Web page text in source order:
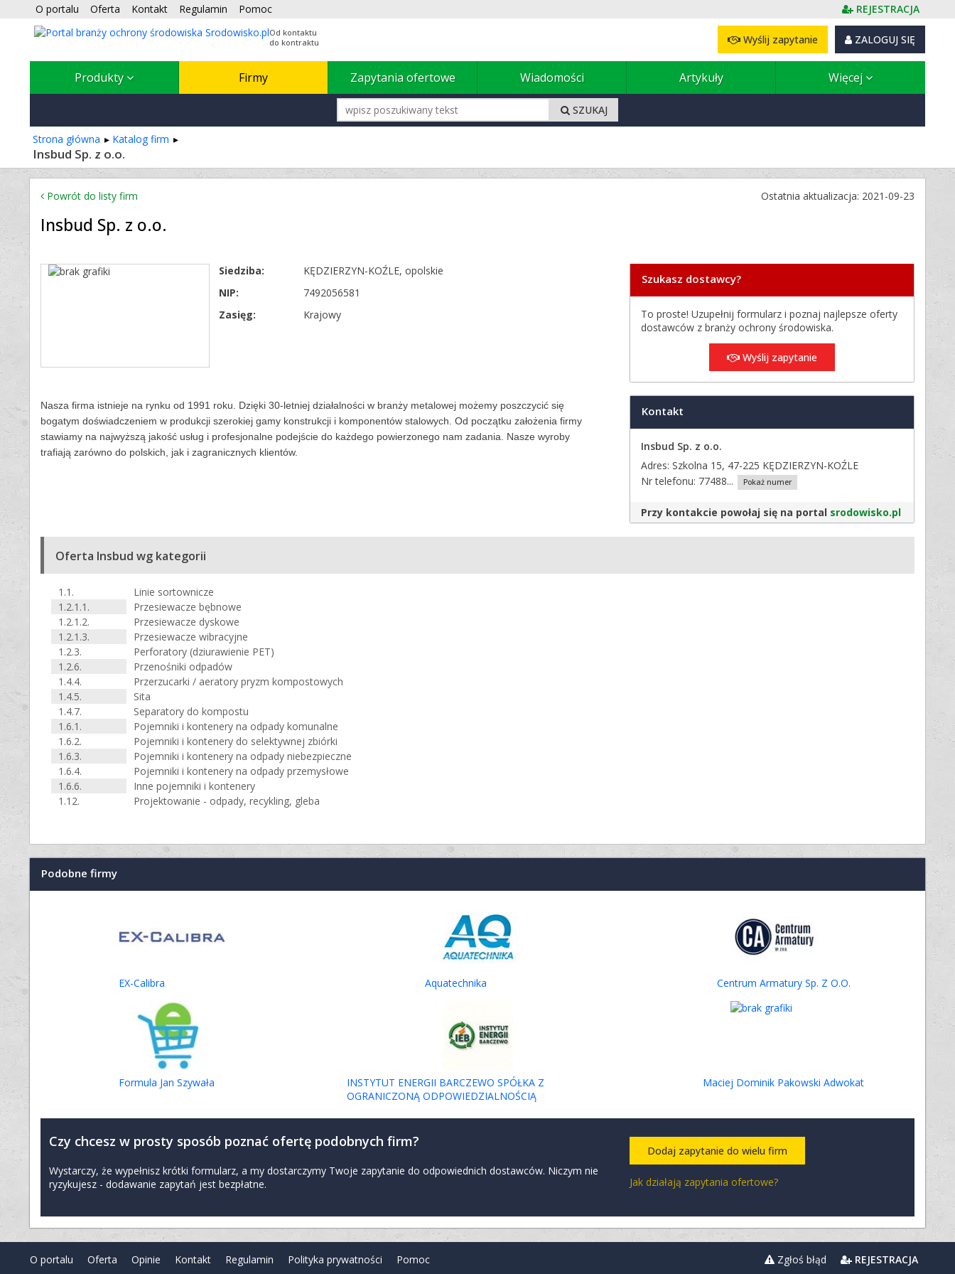
O portalu Oferta Kontakt Regulamin Pomoc REJESTRACJA
Od kontaktu
do kontraktu
ZALOGUJ SIĘ
Wyślij zapytanie
Produkty Firmy Zapytania ofertowe Wiadomości Artykuły Więcej
SZUKAJ
Strona główna Katalog firm
Insbud Sp. z o.o.
Powrót do listy firm Ostatnia aktualizacja: 2021-09-23
Insbud Sp. z o.o.
Siedziba: KĘDZIERZYN-KOŹLE, opolskie
NIP:
7492056581
Zasięg:
Krajowy
Nasza firma istnieje na rynku od 1991 roku. Dzięki 30-letniej działalności w branży metalowej możemy poszczycić się
bogatym doświadczeniem w produkcji szerokiej gamy konstrukcji i komponentów stalowych. Od początku założenia firmy
stawiamy na najwyższą jakość usług i profesjonalne podejście do każdego powierzonego nam zadania. Nasze wyroby
trafiają zarówno do polskich, jak i zagranicznych klientów.
Szukasz dostawcy?
To proste! Uzupełnij formularz i poznaj najlepsze oferty
dostawców z branży ochrony środowiska.
Wyślij zapytanie
Kontakt
Insbud Sp. z o.o.
Adres: Szkolna 15, 47-225 KĘDZIERZYN-KOŹLE
Nr telefonu: 77488... Pokaż numer
Przy kontakcie powołaj się na portal srodowisko.pl
Oferta Insbud wg kategorii
1.1.
Linie sortownicze
1.2.1.1.
Przesiewacze bębnowe
1.2.1.2.
Przesiewacze dyskowe
1.2.1.3.
Przesiewacze wibracyjne
1.2.3.
Perforatory (dziurawienie PET)
1.2.6.
Przenośniki odpadów
1.4.4.
Przerzucarki / aeratory pryzm kompostowych
1.4.5.
Sita
1.4.7.
Separatory do kompostu
1.6.1.
Pojemniki i kontenery na odpady komunalne
1.6.2.
Pojemniki i kontenery do selektywnej zbiórki
1.6.3.
Pojemniki i kontenery na odpady niebezpieczne
1.6.4.
Pojemniki i kontenery na odpady przemysłowe
1.6.6.
Inne pojemniki i kontenery
1.12.
Projektowanie - odpady, recykling, gleba
Podobne firmy
EX-Calibra Aquatechnika Centrum Armatury Sp. Z O.O.
Formula Jan Szywała
INSTYTUT ENERGII BARCZEWO SPÓŁKA Z
OGRANICZONĄ ODPOWIEDZIALNOŚCIĄ
Maciej Dominik Pakowski Adwokat
Czy chcesz w prosty sposób poznać ofertę podobnych firm?
Wystarczy, że wypełnisz krótki formularz, a my dostarczymy Twoje zapytanie do odpowiednich dostawców. Niczym nie
ryzykujesz - dodawanie zapytań jest bezpłatne.
Dodaj zapytanie do wielu firm
Jak działają zapytania ofertowe?
O portalu Oferta Opinie Kontakt Regulamin Polityka prywatności Pomoc Zgłoś błąd REJESTRACJA